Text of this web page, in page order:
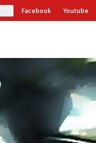
Facebook Youtube